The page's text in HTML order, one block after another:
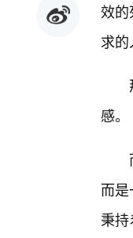
效
求的
感。
而
秉